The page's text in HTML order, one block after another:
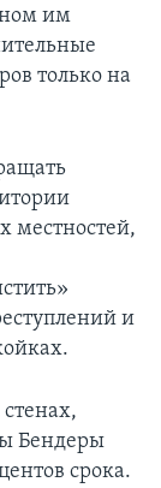
им
только на
местностей,
и
Бендеры
срока.